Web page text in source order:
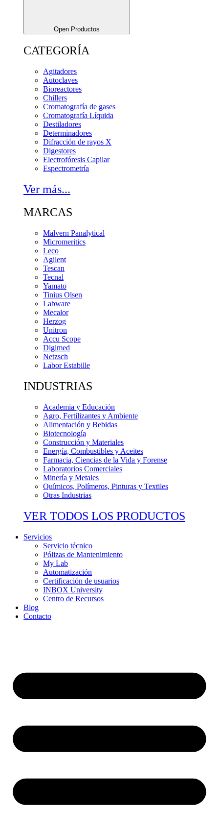
Open Productos
CATEGORÍA
Agitadores
Autoclaves
Bioreactores
Chillers
Cromatografía de gases
Cromatografía Líquida
Destiladores
Determinadores
Difracción de rayos X
Digestores
Electrofóresis Capilar
Espectrometría
Ver más...
MARCAS
Malvern Panalytical
Micromeritics
Leco
Agilent
Tescan
Tecnal
Yamato
Tinius Olsen
Labware
Mecalor
Herzog
Unitron
Accu Scope
Digimed
Netzsch
Labor Estabille
INDUSTRIAS
Academia y Educación
Agro, Fertilizantes y Ambiente
Alimentación y Bebidas
Biotecnología
Construcción y Materiales
Energía, Combustibles y Aceites
Farmacia, Ciencias de la Vida y Forense
Laboratorios Comerciales
Minería y Metales
Químicos, Polímeros, Pinturas y Textiles
Otras Industrias
VER TODOS LOS PRODUCTOS
Servicios
Servicio técnico
Pólizas de Mantenimiento
My Lab
Automatización
Certificación de usuarios
INBOX University
Centro de Recursos
Blog
Contacto